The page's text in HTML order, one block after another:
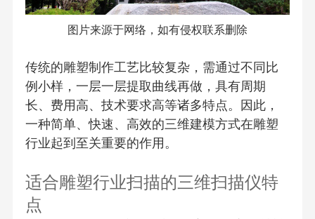
图片来源于网络，如有侵权联系删除
传统的雕塑制作工艺比较复杂，需通过不同比
例小样，一层一层提取曲线再做，具有周期
长、费用高、技术要求高等诸多特点。因此，
一种简单、快速、高效的三维建模方式在雕塑
行业起到至关重要的作用。
适合雕塑行业扫描的三维扫描仪特
点